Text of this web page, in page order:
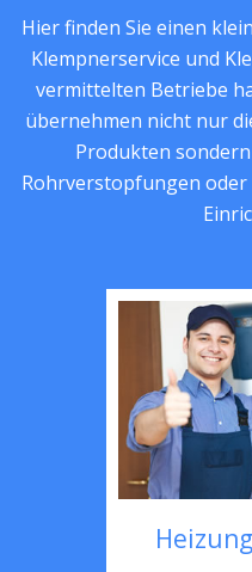
Hier finden Sie einen
Klempnerservice und
vermittelten Betriebe
übernehmen nicht nur
Produkten
Rohrverstopfungen oder